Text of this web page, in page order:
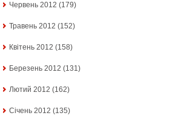
Червень 2012 (179)
Травень 2012 (152)
Квітень 2012 (158)
Березень 2012 (131)
Лютий 2012 (162)
Січень 2012 (135)